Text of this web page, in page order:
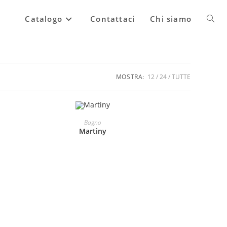
Catalogo Contattaci Chi siamo
MOSTRA: 12 24 TUTTE
LEGGI TUTTO
Bagno
Martiny